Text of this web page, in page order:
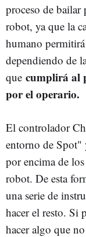
proceso de bailar
robot, ya que la
humano
dependiendo de
que cumplirá al
por el operario.
El controlador
entorno de Spot"
por encima de
robot. De esta
una serie de
hacer el resto. Si
hacer algo que